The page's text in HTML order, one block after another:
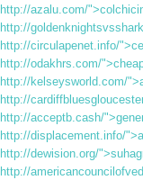
http://azalu.com/
http://
http://circulapenet.info/
http://odakhrs.com/
http://kelseysworld.com/
http://
http://acceptb.cash/
http://displacement.info/
http://dewision.org/
http://